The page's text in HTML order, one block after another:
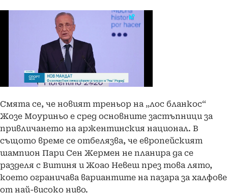
Смята се, че новият треньор на „лос бланкос“
Жозе Моуриньо е сред основните застъпници за
привличането на аржентинския национал. В
същото време се отбелязва, че европейският
шампион Пари Сен Жермен не планира да се
разделя с Витиня и Жоао Невеш през това лято,
което ограничава вариантите на пазара за халфове
от най-високо ниво.